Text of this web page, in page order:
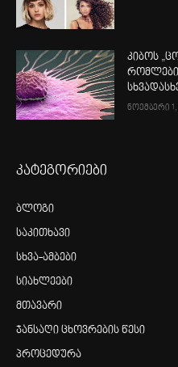
კიბოს
ნოემბერი 1,
კატეგორიები
ბლოგი
საკითხავი
სხვა-ამბები
სიახლეები
მთავარი
ჯანსაღი ცხოვრების წესი
პროცედურა